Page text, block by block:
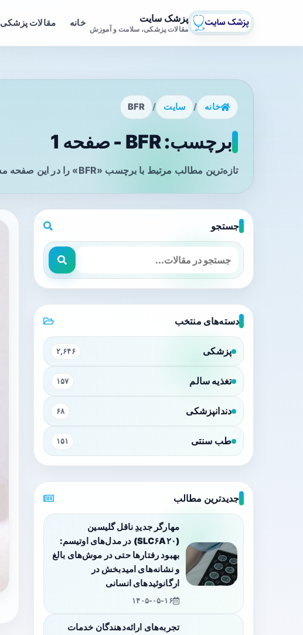
پزشک سایت
مقالات پزشکی، سلامت و آموزش
خانه مقالات پزشکی
خانه / سایت /
BFR
برچسب: BFR - صفحه 1
تازه‌ترین مطالب مرتبط با برچسب «BFR» را در این صفحه مشاهده می‌کنید.
جستجو
دسته‌های منتخب
پزشکی ۲,۶۴۶
تغذیه سالم ۱۵۷
دندانپزشکی ۶۸
طب سنتی ۱۵۱
جدیدترین مطالب
مهارگر جدیدِ ناقل گلیسین
(SLC۶A۲۰) در مدل‌های اوتیسم:
بهبود رفتارها حتی در موش‌های بالغ
و نشانه‌های امیدبخش در
ارگانوئیدهای انسانی
۱۴۰۵-۰۵-۱۶
تجربه‌های ارائه‌دهندگان خدمات